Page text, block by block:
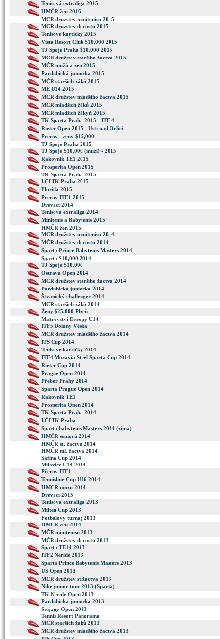
Tenisová extraliga 2015
HMČR žen 2016
MCR druzstev minitenisu 2015
MCR druzstev dorostu 2015
Tenisove karticky 2015
Vista Resort Club $10,000 2015
TJ Spoje Praha $10,000 2015
MČR družstev staršího žactva 2015
MČR mužů a žen 2015
Pardubická juniorka 2015
MČR starších žáků 2015
ME U14 2015
MČR družstev mladšího žactva 2015
MČR mladších žáků 2015
MČR mladších žákyň 2015
TK Sparta Praha 2015 - ITF 4
Rieter Open 2015 - Usti nad Orlici
Prerov - zeny $15,000
TJ Spoje Praha 2015
TJ Spoje $10,000 (muzi) - 2015
Rakovnik TE1 2015
Prosperita Open 2015
TK Sparta Praha 2015
I.CLTK Praha 2015
Florida 2015
Prerov ITF1 2015
Drevaci 2014
Tenisová extraliga 2014
Minitenis a Babytenis 2015
HMČR žen 2015
MČR družstev minitenisu 2014
MČR družstev dorostu 2014
Sparta Prince Babytenis Masters 2014
Sparta $10,000 2014
TJ Spoje $10,000
Ostrava Open 2014
MČR družstev staršího žactva 2014
Pardubická juniorka 2014
Štvanický challenger 2014
MCR starších žáků 2014
Ženy $25,000 Plzeň
Mistrovství Evropy U14
ITF5 Dolany Véska
MCR družstev mladšího žactva 2014
ITS Cup 2014
Tenisové kartičky 2014
ITF4 Moravia Steel Sparta Cup 2014
Rieter Cup 2014
Prague Open 2014
Přebor Prahy 2014
Sparta Prague Open 2014
Rakovník TE1
Prosperita Open 2014
TK Sparta Praha 2014
I.ČLTK Praha
Sparta babytenis Masters 2014 (zima)
HMČR seniorů 2014
HMČR st. žactva 2014
HMČR ml. žactva 2014
Safina Cup 2014
Milovice U14 2014
Přerov ITF1
Tennisline Cup U16 2014
HMCR muzu 2014
Drevaci 2013
Tenisova extraliga 2013
Milten Cup 2013
Fotbalovy turnaj 2013
HMCR zen 2014
MČR minitenisu 2013
MČR družstev dorostu 2013
Sparta TE14 2013
ITF2 Neridé 2013
Sparta Prince Babytenis Masters 2013
US Open 2013
MČR družstev st.žactva 2013
Nike junior tour 2013 (Sparta)
TK Neride Open 2013
Pardubicka juniorka 2013
Svijany Open 2013
Tennis Resort Panorama
MČR starších žáků 2013
MČR družstev mladšího žactva 2013